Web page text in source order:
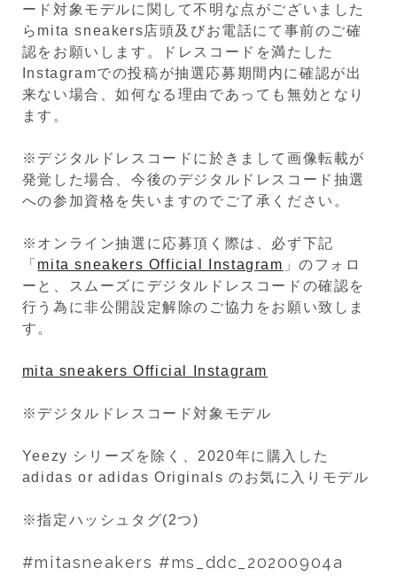
ード対象モデルに関して不明な点がございました
らmita sneakers店頭及びお電話にて事前のご確
認をお願いします。ドレスコードを満たした
Instagramでの投稿が抽選応募期間内に確認が出
来ない場合、如何なる理由であっても無効となり
ます。
※デジタルドレスコードに於きまして画像転載が
発覚した場合、今後のデジタルドレスコード抽選
への参加資格を失いますのでご了承ください。
※オンライン抽選に応募頂く際は、必ず下記
「 mita sneakers Official Instagram 」のフォロ
ーと、スムーズにデジタルドレスコードの確認を
行う為に非公開設定解除のご協力をお願い致しま
す。
mita sneakers Official Instagram
※デジタルドレスコード対象モデル
Yeezy シリーズを除く、2020年に購入した
adidas or adidas Originals のお気に入りモデル
※指定ハッシュタグ(2つ)
#mitasneakers #ms_ddc_20200904a